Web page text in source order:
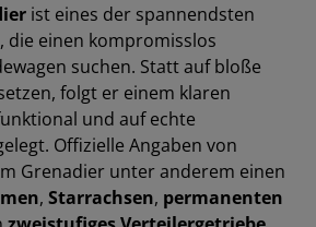
ist eines der spannendsten
die einen kompromisslos
suchen. Statt auf bloße
folgt er einem klaren
und auf echte
Offizielle Angaben von
Grenadier unter anderem einen
, Starrachsen, permanenten